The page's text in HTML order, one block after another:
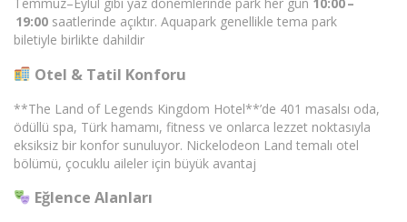
Temmuz–Eylül gibi yaz dönemlerinde park her gün 10:00 –
19:00 saatlerinde açıktır. Aquapark genellikle tema park
biletiyle birlikte dahildir
Otel & Tatil Konforu
**The Land of Legends Kingdom Hotel**’de 401 masalsı oda,
ödüllü spa, Türk hamamı, fitness ve onlarca lezzet noktasıyla
eksiksiz bir konfor sunuluyor. Nickelodeon Land temalı otel
bölümü, çocuklu aileler için büyük avantaj
Eğlence Alanları